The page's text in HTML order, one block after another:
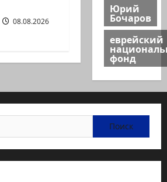
08.08.2026
Юрий
Бочаров
еврейский
фонд